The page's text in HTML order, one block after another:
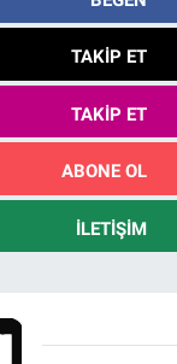
TAKIP ET
TAKIP ET
ABONE OL
İLETIŞIM